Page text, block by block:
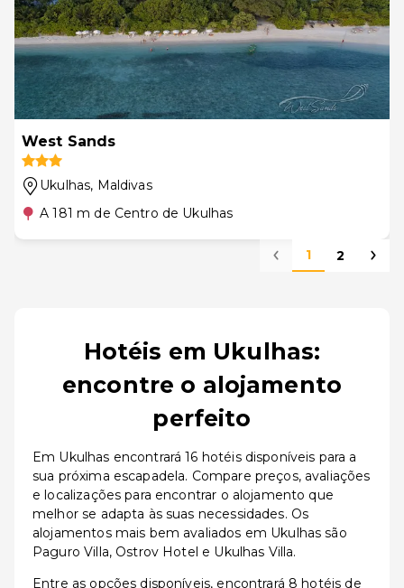
West Sands
Ukulhas, Maldivas
A 181 m de Centro de Ukulhas
1 2
Hotéis em Ukulhas:
encontre o alojamento
perfeito
Em Ukulhas encontrará 16 hotéis disponíveis para a
sua próxima escapadela. Compare preços, avaliações
e localizações para encontrar o alojamento que
melhor se adapta às suas necessidades. Os
alojamentos mais bem avaliados em Ukulhas são
Paguro Villa, Ostrov Hotel e Ukulhas Villa.
Entre as opções disponíveis, encontrará 8 hotéis de